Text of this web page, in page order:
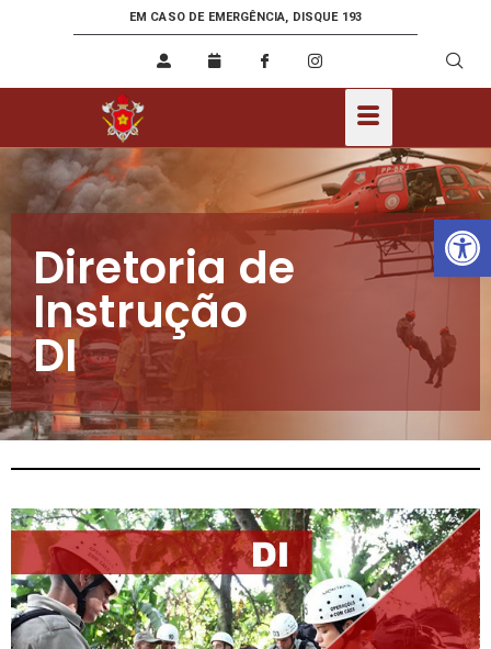
EM CASO DE EMERGÊNCIA, DISQUE 193
Diretoria de
Instrução
DI